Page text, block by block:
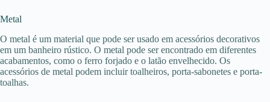
Metal
O metal é um material que pode ser usado em acessórios decorativos
em um banheiro rústico. O metal pode ser encontrado em diferentes
acabamentos, como o ferro forjado e o latão envelhecido. Os
acessórios de metal podem incluir toalheiros, porta-sabonetes e porta-
toalhas.